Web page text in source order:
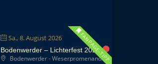
Sa., 8. August 2026 FANPAGE-TIPP
Bodenwerder – Lichterfest 2026
Bodenwerder - Weserpromenande